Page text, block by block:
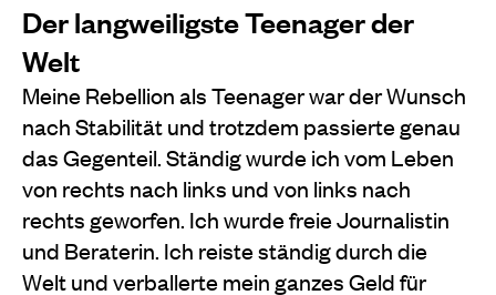
Der langweiligste Teenager der
Welt
Meine Rebellion als Teenager war der Wunsch
nach Stabilität und trotzdem passierte genau
das Gegenteil. Ständig wurde ich vom Leben
von rechts nach links und von links nach
rechts geworfen. Ich wurde freie Journalistin
und Beraterin. Ich reiste ständig durch die
Welt und verballerte mein ganzes Geld für